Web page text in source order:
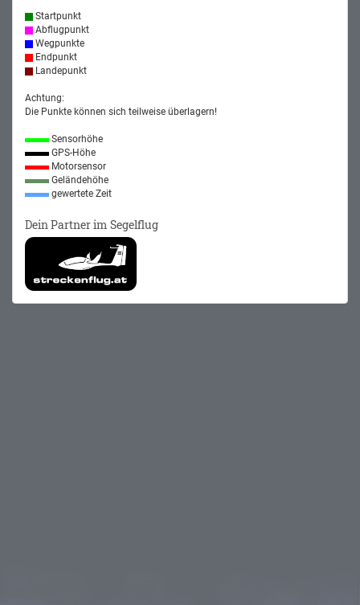
Startpunkt
Abflugpunkt
Wegpunkte
Endpunkt
Landepunkt
Achtung:
Die Punkte können sich teilweise überlagern!
Sensorhöhe
GPS-Höhe
Motorsensor
Geländehöhe
gewertete Zeit
Dein Partner im Segelflug